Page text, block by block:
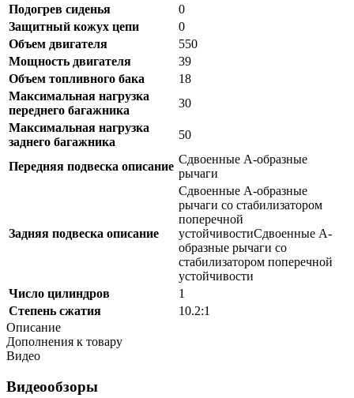
Подогрев сиденья
0
Защитный кожух цепи
0
Объем двигателя
550
Мощность двигателя
39
Объем топливного бака
18
Максимальная нагрузка
переднего багажника
30
Максимальная нагрузка
заднего багажника
50
Передняя подвеска описание
Сдвоенные А-образные
рычаги
Задняя подвеска описание
Сдвоенные А-образные
рычаги со стабилизатором
поперечной
устойчивостиСдвоенные А-
образные рычаги со
стабилизатором поперечной
устойчивости
Число цилиндров
1
Степень сжатия
10.2:1
Описание
Дополнения к товару
Видео
Видеообзоры